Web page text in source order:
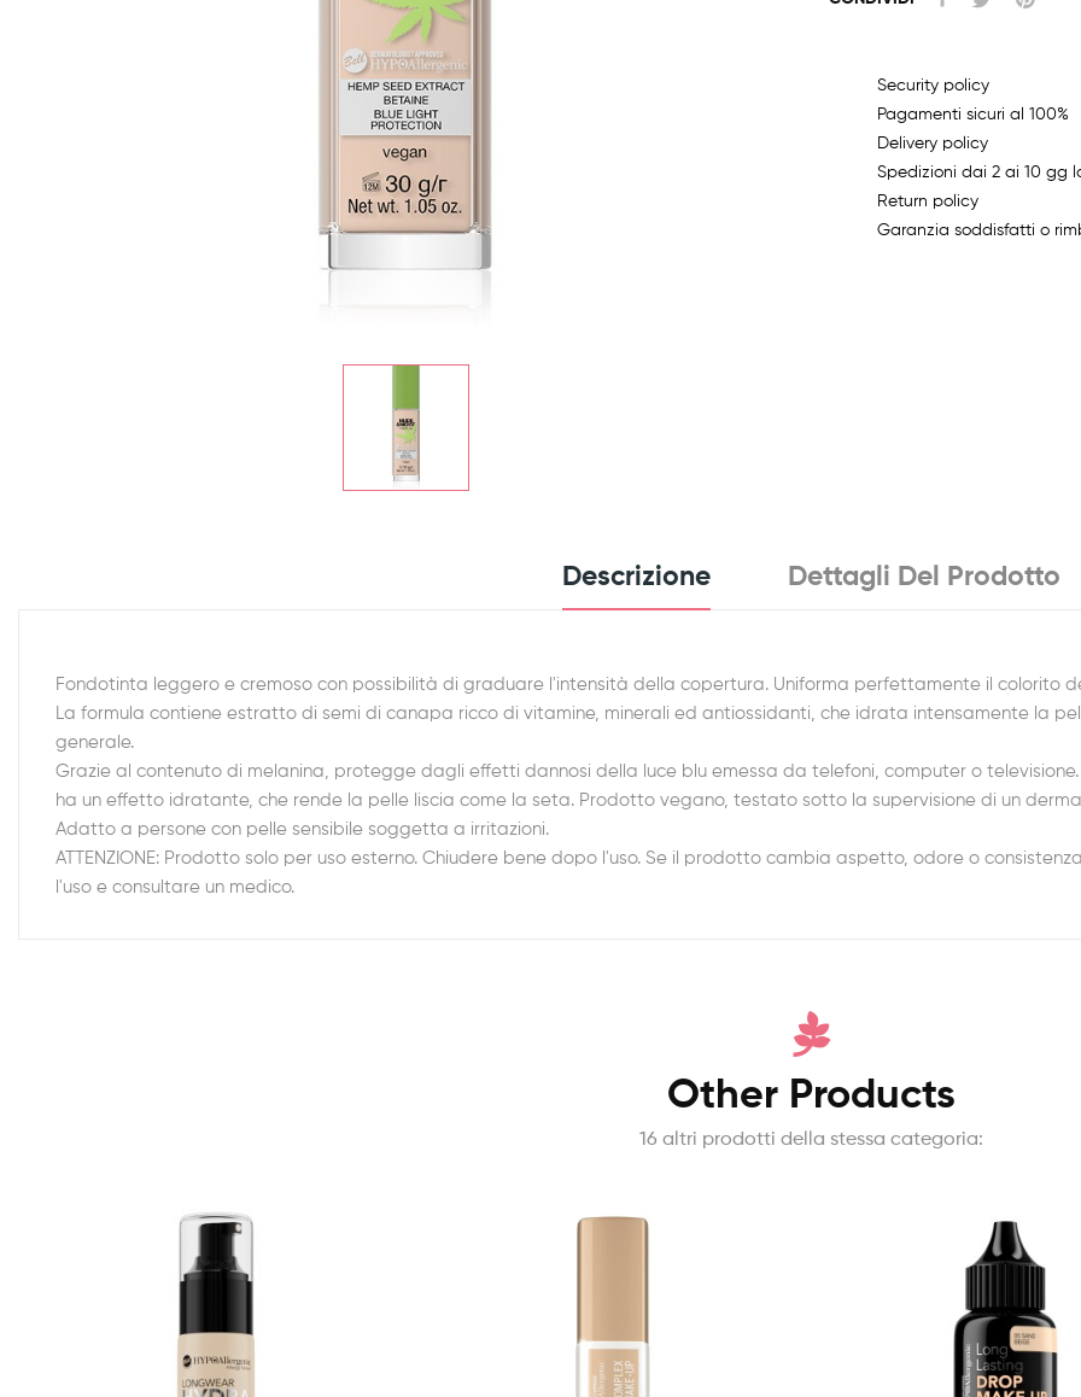
Security policy
Pagamenti sicuri al 100%
Delivery policy
Spedizioni dai 2 ai 10 gg
Return policy
Garanzia soddisfatti o
Descrizione Dettagli Del Prodotto
Fondotinta leggero e cremoso con possibilità di graduare l'intensità della copertura. Uniforma perfettamente il colorito
La formula contiene estratto di semi di canapa ricco di vitamine, minerali ed antiossidanti, che idrata intensamente la
generale.
Grazie al contenuto di melanina, protegge dagli effetti dannosi della luce blu emessa da telefoni, computer o
ha un effetto idratante, che rende la pelle liscia come la seta. Prodotto vegano, testato sotto la supervisione di un
Adatto a persone con pelle sensibile soggetta a irritazioni.
ATTENZIONE: Prodotto solo per uso esterno. Chiudere bene dopo l'uso. Se il prodotto cambia aspetto, odore o
l'uso e consultare un medico.
Other Products
16 altri prodotti della stessa categoria: